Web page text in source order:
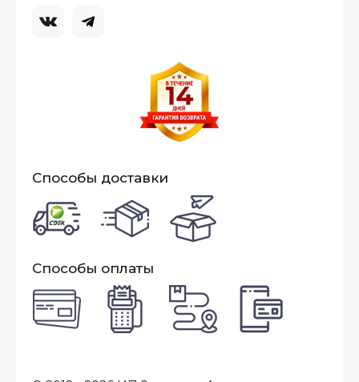
Способы доставки
Способы оплаты